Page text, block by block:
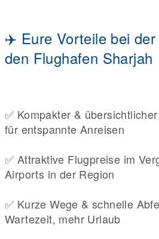
✈️ Eure Vorteile bei
den Flughafen Sharjah
✅ Kompakter &
für entspannte Anreisen
✅ Attraktive Flugpreise im
Airports in der Region
✅ Kurze Wege & schnelle
Wartezeit, mehr Urlaub